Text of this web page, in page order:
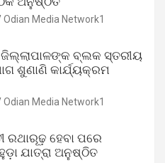
Odian Media Network1
ଜିଲ୍ଲାପାଳଙ୍କ ବ୍ଲକ ସ୍ତରୀୟ
ଶୁଣାଣି କାର୍ଯ୍ୟକ୍ରମ
Odian Media Network1
ରଥାରୂଢ଼ ହେବା ପରେ
ଯାତ୍ରା ଅନୁଷ୍ଠିତ